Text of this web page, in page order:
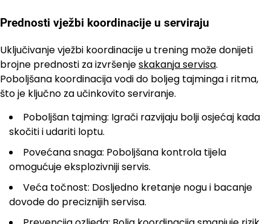
Prednosti vježbi koordinacije u serviraju
Uključivanje vježbi koordinacije u trening može donijeti
brojne prednosti za izvršenjeskakanja servisa.
Poboljšana koordinacija vodi do boljeg tajminga i ritma,
što je ključno za učinkovito serviranje.
Poboljšan tajming: Igrači razvijaju bolji osjećaj kada
skočiti i udariti loptu.
Povećana snaga: Poboljšana kontrola tijela
omogućuje eksplozivniji servis.
Veća točnost: Dosljedno kretanje nogu i bacanje
dovode do preciznijih servisa.